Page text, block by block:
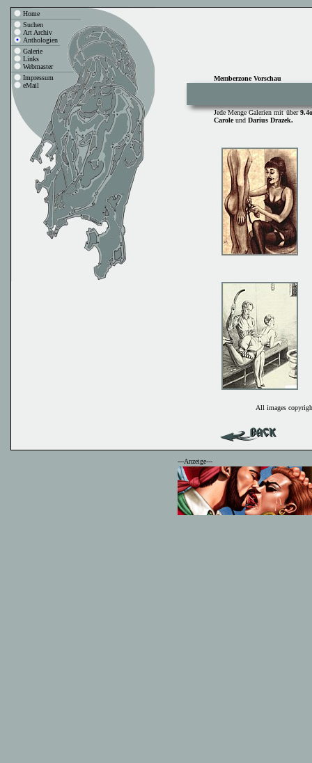
Home
Suchen
Art Archiv
Anthologien
Galerie
Links
Webmaster
Impressum
eMail
Memberzone Vorschau
Jede Menge Galerien mit über
Caroleund Darius Drazek.
All images
---Anzeige---